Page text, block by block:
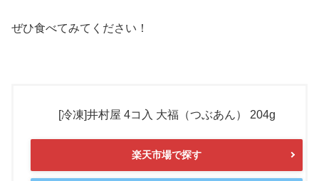
ぜひ食べてみてください！
[冷凍]井村屋 4コ入 大福（つぶあん） 204g
楽天市場で探す